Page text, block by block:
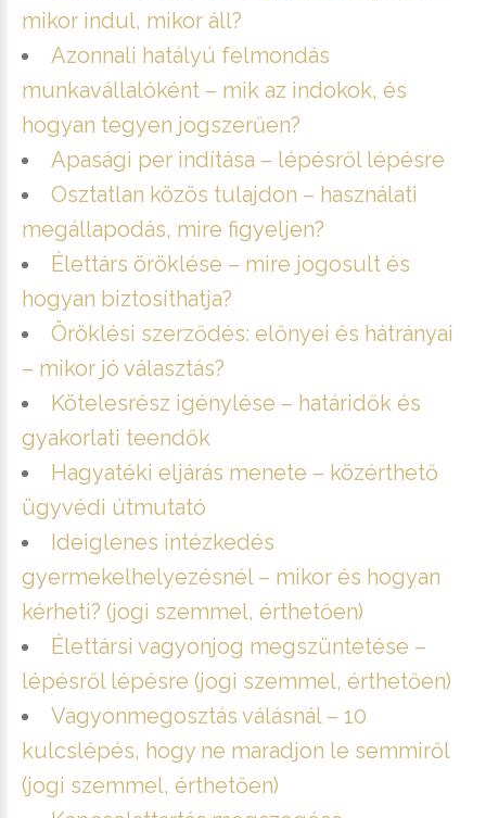
mikor indul, mikor áll?
Azonnali hatályú felmondás
munkavállalóként – mik az indokok, és
hogyan tegyen jogszerűen?
Apasági per indítása – lépésről lépésre
Osztatlan közös tulajdon – használati
megállapodás, mire figyeljen?
Élettárs öröklése – mire jogosult és
hogyan biztosíthatja?
Öröklési szerződés: előnyei és hátrányai
– mikor jó választás?
Kötelesrész igénylése – határidők és
gyakorlati teendők
Hagyatéki eljárás menete – közérthető
ügyvédi útmutató
Ideiglenes intézkedés
gyermekelhelyezésnél – mikor és hogyan
kérheti? (jogi szemmel, érthetően)
Élettársi vagyonjog megszüntetése –
lépésről lépésre (jogi szemmel, érthetően)
Vagyonmegosztás válásnál – 10
kulcslépés, hogy ne maradjon le semmiről
(jogi szemmel, érthetően)